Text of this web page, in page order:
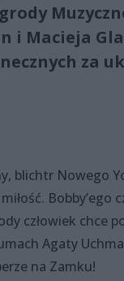
i Macieja
za
blichtr Nowego
Bobby’ego
człowiek chce
Agaty
na Zamku!